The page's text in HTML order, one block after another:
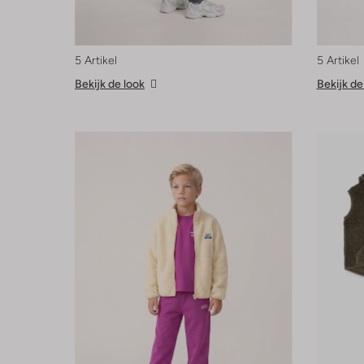
5 Artikel
Bekijk de look
5 Artikel
Bekijk